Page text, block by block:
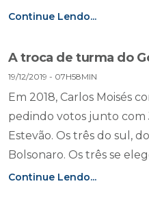
Continue Lendo...
A troca de turma do
19/12/2019 - 07H58MIN
Em 2018, Carlos Moisés
pedindo votos junto com
Estevão. Os três do sul,
Bolsonaro. Os três se
Continue Lendo...